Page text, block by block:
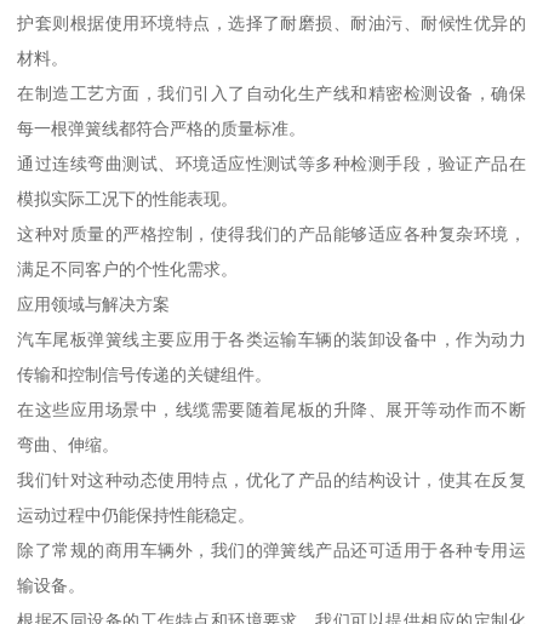
护套则根据使用环境特点，选择了耐磨损、耐油污、耐候性优异的
材料。
在制造工艺方面，我们引入了自动化生产线和精密检测设备，确保
每一根弹簧线都符合严格的质量标准。
通过连续弯曲测试、环境适应性测试等多种检测手段，验证产品在
模拟实际工况下的性能表现。
这种对质量的严格控制，使得我们的产品能够适应各种复杂环境，
满足不同客户的个性化需求。
应用领域与解决方案
汽车尾板弹簧线主要应用于各类运输车辆的装卸设备中，作为动力
传输和控制信号传递的关键组件。
在这些应用场景中，线缆需要随着尾板的升降、展开等动作而不断
弯曲、伸缩。
我们针对这种动态使用特点，优化了产品的结构设计，使其在反复
运动过程中仍能保持性能稳定。
除了常规的商用车辆外，我们的弹簧线产品还可适用于各种专用运
输设备。